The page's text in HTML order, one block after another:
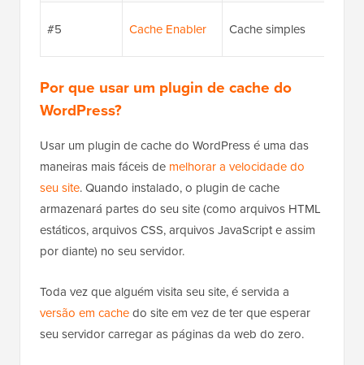
#5 Cache Enabler Cache simples
Por que usar um plugin de cache do
WordPress?
Usar um plugin de cache do WordPress é uma das
maneiras mais fáceis de melhorar a velocidade do
seu site. Quando instalado, o plugin de cache
armazenará partes do seu site (como arquivos HTML
estáticos, arquivos CSS, arquivos JavaScript e assim
por diante) no seu servidor.
Toda vez que alguém visita seu site, é servida a
versão em cachedo site em vez de ter que esperar
seu servidor carregar as páginas da web do zero.